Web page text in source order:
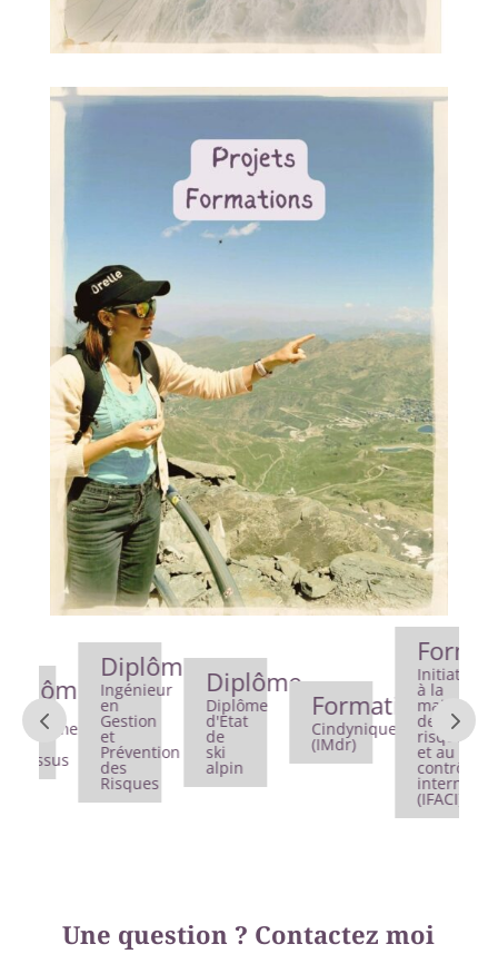
Diplôme
Ingénieur
en
Gestion
et
Prévention
Risques
Diplôme
Diplôme
d'Etat
ski
alpin
Formation
Cindynique
(IMdr)
Initiation
maitrise
des
risques
et au
contrôle
interne
(IFACI)
Une question ? Contactez moi